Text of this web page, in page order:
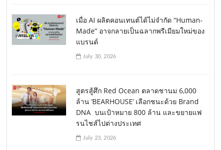
เมื่อ AI ผลิตคอนเทนต์ได้ไม่จำกัด “Human-
Made” อาจกลายเป็นฉลากพรีเมียมใหม่ของ
แบรนด์
July 30, 2026
สูตรสู้ศึก Red Ocean ตลาดชานม 6,000
ล้าน ‘BEARHOUSE’ เลือกชนะด้วย Brand
DNA บนเป้าหมาย 800 ล้าน และขยายแฟ
รนไชส์ไปต่างประเทศ
July 23, 2026